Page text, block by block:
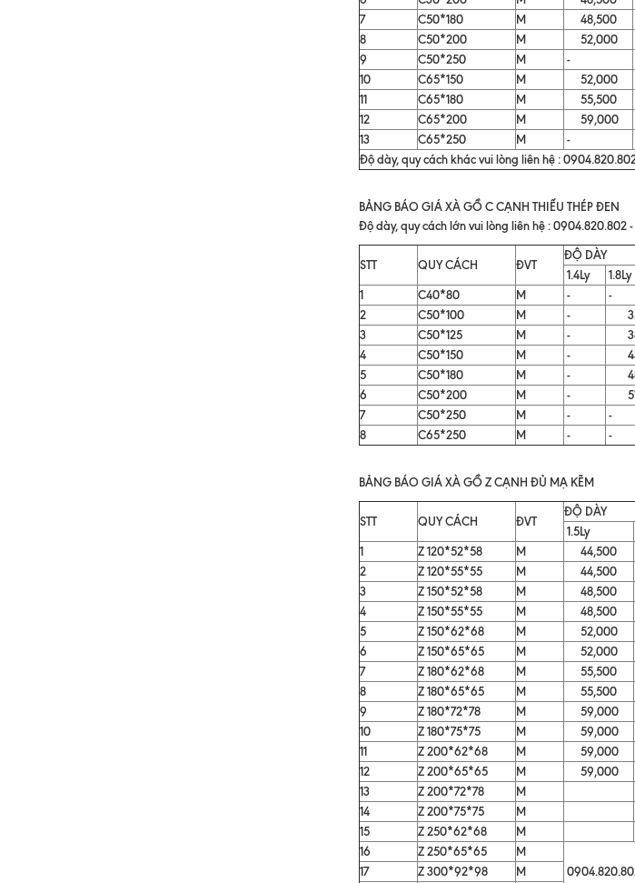
7
C50*180 M 48,500
8
C50*200 M 52,000
9
C50*250 M -
10
C65*150 M 52,000
11
C65*180 M 55,500
12
C65*200 M 59,000
13
C65*250 M -
Độ dày, quy cách khác vui lòng liên hệ :
BẢNG BÁO GIÁ XÀ GỒ C CẠNH THIẾU THÉP ĐEN
Độ dày, quy cách lớn vui lòng liên hệ : 0904.820.802
STT QUY CÁCH ĐVT
ĐỘ DÀY
1.4Ly
1.8Ly
1 C40*80 M - -
2
C50*100 M -
3
C50*125 M -
4
C50*150 M -
5
C50*180 M -
6
C50*200 M -
7
C50*250 M - -
8
C65*250 M - -
BẢNG BÁO GIÁ XÀ GỒ Z CẠNH ĐỦ MẠ KẼM
STT QUY CÁCH ĐVT
ĐỘ DÀY
1.5Ly
1
Z 120*52*58 M 44,500
2
Z 120*55*55 M 44,500
3
Z 150*52*58 M 48,500
4
Z 150*55*55 M 48,500
5
Z 150*62*68 M 52,000
6
Z 150*65*65 M 52,000
7
Z 180*62*68 M 55,500
8
Z 180*65*65 M 55,500
9
Z 180*72*78 M 59,000
10
Z 180*75*75 M 59,000
11
Z 200*62*68 M 59,000
12
Z 200*65*65 M 59,000
13
Z 200*72*78 M
14
Z 200*75*75 M
15
Z 250*62*68 M
16
Z 250*65*65
M
17 Z 300*92*98
M